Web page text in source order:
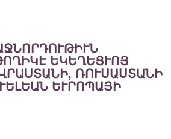
ԵԿԵՂԵՑՒՈՅ
ՌՈՒՍԱՍՏԱՆԻ
ԵՒՐՈՊԱՅԻ